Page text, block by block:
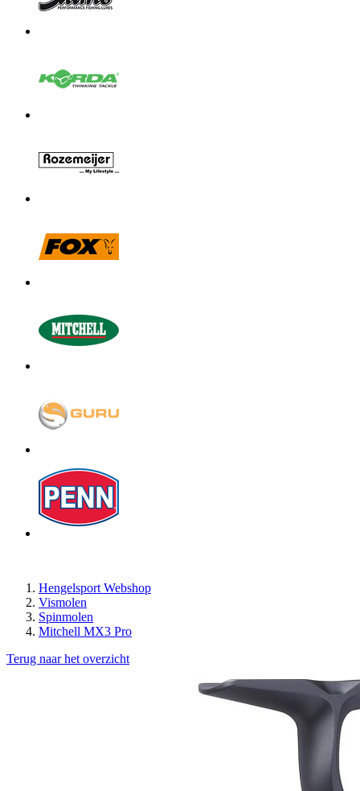
Hengelsport Webshop
Vismolen
Spinmolen
Mitchell MX3 Pro
Terug naar het overzicht